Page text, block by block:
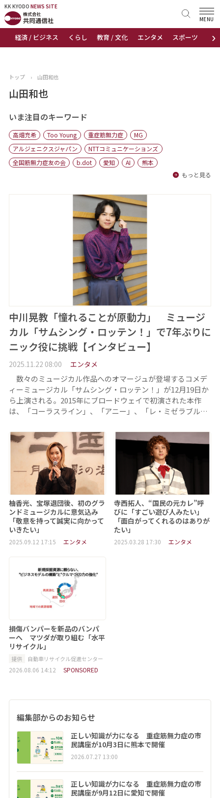
KK KYODO NEWS SITE
›
経済 / ビジネス くらし 教育 / 文化 エンタメ スポーツ 地域
MENU
KK KYODONEWS SITE
トップページ
ニュース
おすすめコンテンツ
出版物
会社概要
トップ › 山田和也
山田和也
いま注目のキーワード
高畑充希 Too Young 重症筋無力症
MG
アルジェニクスジャパン
NTTコミュニケーションズ
全国筋無力症友の会
b.dot 愛知 AI
熊本
もっと見る
中川晃教「憧れることが原動力」 ミュージ
カル「サムシング・ロッテン！」で7年ぶりに
ニック役に挑戦【インタビュー】
2025.11.22 08:00 エンタメ
数々のミュージカル作品へのオマージュが登場するコメデ
ィーミュージカル「サムシング・ロッテン！」が12月19日か
ら上演される。2015年にブロードウェイで初演された本作
は、「コーラスライン」、「アニー」、「レ・ミゼラブル…
柚香光、宝塚退団後、初のグラ
ンドミュージカルに意気込み
「敬意を持って誠実に向かって
いきたい」
2025.09.12 17:15 エンタメ
寺西拓人、“国民の元カレ”呼
びに「すごい遊び人みたい」
「面白がってくれるのはありが
たい」
2025.03.28 17:30 エンタメ
損傷バンパーを新品のバンパ
ーへ マツダが取り組む「水平
リサイクル」
提供 自動車リサイクル促進センター
2026.08.06 14:12 SPONSORED
編集部からのお知らせ
正しい知識が力になる 重症筋無力症の市
民講座が10月3日に熊本で開催
2026.07.27 13:00
正しい知識が力になる 重症筋無力症の市
民講座が9月12日に愛知で開催